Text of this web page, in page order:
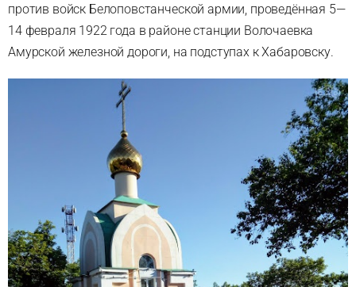
против войск Белоповстанческой армии, проведённая 5—
14 февраля 1922 года в районе станции Волочаевка
Амурской железной дороги, на подступах к Хабаровску.